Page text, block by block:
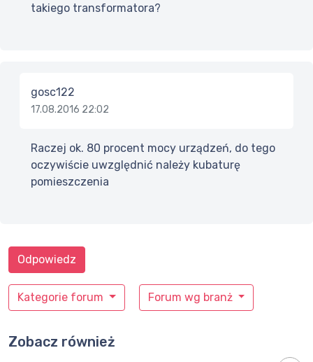
takiego transformatora?
gosc122
17.08.2016 22:02
Raczej ok. 80 procent mocy urządzeń, do tego
oczywiście uwzględnić należy kubaturę
pomieszczenia
Kategorie forum Forum wg branż
Odpowiedz
Zobacz również